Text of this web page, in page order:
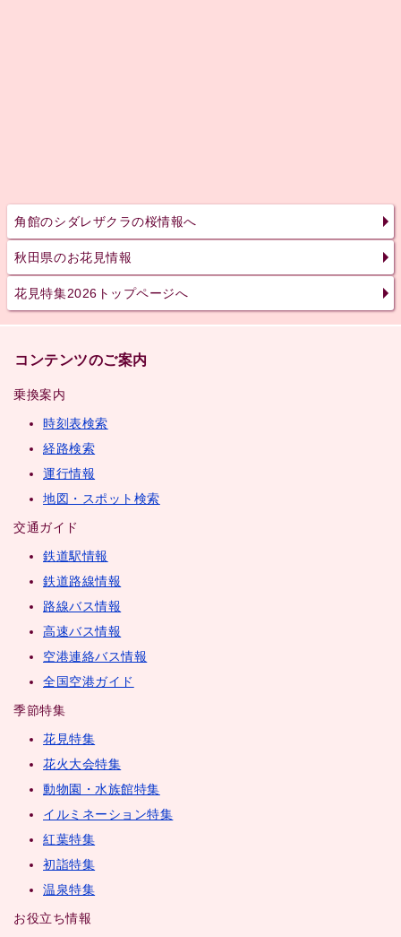
角館のシダレザクラの桜情報へ
秋田県のお花見情報
花見特集2026トップページへ
コンテンツのご案内
乗換案内
時刻表検索
経路検索
運行情報
地図・スポット検索
交通ガイド
鉄道駅情報
鉄道路線情報
路線バス情報
高速バス情報
空港連絡バス情報
全国空港ガイド
季節特集
花見特集
花火大会特集
動物園・水族館特集
イルミネーション特集
紅葉特集
初詣特集
温泉特集
お役立ち情報